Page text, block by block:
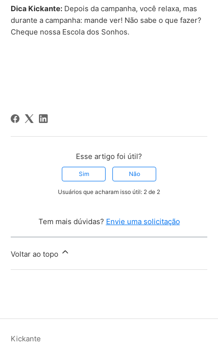
Dica Kickante: Depois da campanha, você relaxa, mas
durante a campanha: mande ver! Não sabe o que fazer?
Cheque nossa Escola dos Sonhos.
Esse artigo foi útil?
Sim Não
Usuários que acharam isso útil: 2 de 2
Tem mais dúvidas? Envie uma solicitação
Voltar ao topo
Kickante